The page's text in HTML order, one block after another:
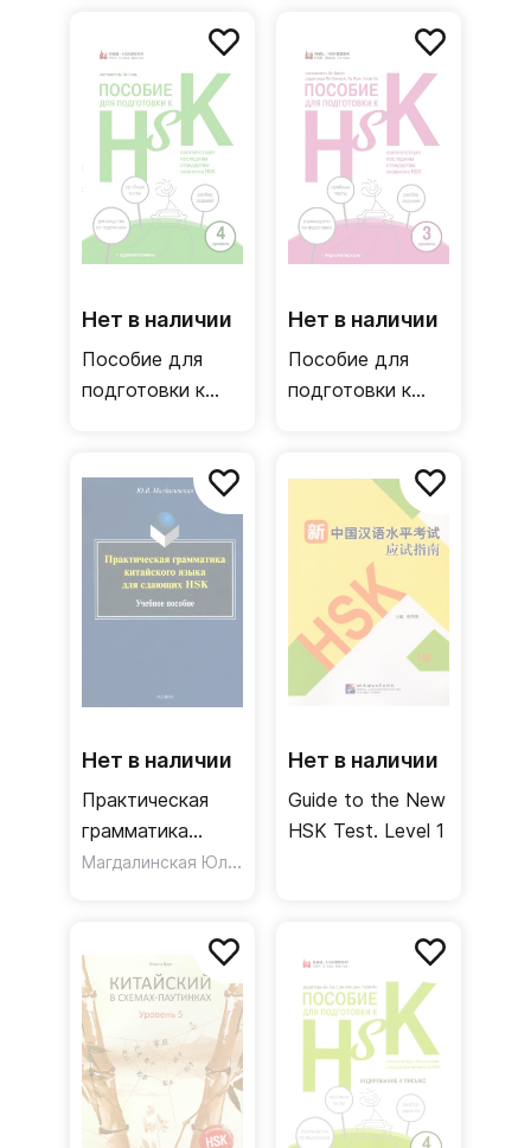
Нет в наличии
Пособие для
подготовки к
Нет в наличии
Пособие для
подготовки к
Нет в наличии
Практическая
грамматика
китайского языка
пособие
Магдалинская Юлия Васильевна
Нет в наличии
Guide to the New
HSK Test. Level 1